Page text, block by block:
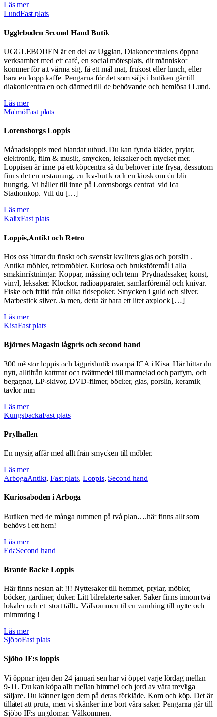
Läs mer
LundFast plats
Uggleboden Second Hand Butik
UGGLEBODEN är en del av Ugglan, Diakoncentralens öppna
verksamhet med ett café, en social mötesplats, dit människor
kommer för att värma sig, få ett mål mat, frukost eller lunch, eller
bara en kopp kaffe. Pengarna för det som säljs i butiken går till
diakonicentralen och därmed till de behövande och hemlösa i Lund.
Läs mer
MalmöFast plats
Lorensborgs Loppis
Månadsloppis med blandat utbud. Du kan fynda kläder, prylar,
elektronik, film & musik, smycken, leksaker och mycket mer.
Loppisen är inne på ett köpcentra så du behöver inte frysa, dessutom
finns det en restaurang, en Ica-butik och en kiosk om du blir
hungrig. Vi håller till inne på Lorensborgs centrat, vid Ica
Stadionköp. Vill du […]
Läs mer
KalixFast plats
Loppis,Antikt och Retro
Hos oss hittar du finskt och svenskt kvalitets glas och porslin .
Antika möbler, retromöbler. Kuriosa och bruksföremål i alla
smakinriktningar. Koppar, mässing och tenn. Prydnadssaker, konst,
vinyl, leksaker. Klockor, radioapparater, samlarföremål och knivar.
Fiske och fritid från olika tidsepoker. Smycken i guld och silver.
Matbestick silver. Ja men, detta är bara ett litet axplock […]
Läs mer
KisaFast plats
Björnes Magasin lågpris och second hand
300 m² stor loppis och lågprisbutik ovanpå ICA i Kisa. Här hittar du
nytt, alltifrån kattmat och tvättmedel till marmelad och parfym, och
begagnat, LP-skivor, DVD-filmer, böcker, glas, porslin, keramik,
tavlor mm
Läs mer
KungsbackaFast plats
Prylhallen
En mysig affär med allt från smycken till möbler.
Läs mer
ArbogaAntikt, Fast plats, Loppis, Second hand
Kuriosaboden i Arboga
Butiken med de många rummen på två plan….här finns allt som
behövs i ett hem!
Läs mer
EdaSecond hand
Brante Backe Loppis
Här finns nestan alt !!! Nyttesaker till hemmet, prylar, möbler,
böcker, gardiner, duker. Litt bilrelaterte saker. Saker finns innom två
lokaler och ett stort tällt.. Välkommen til en vandring till nytte och
mimmring !
Läs mer
SjöboFast plats
Sjöbo IF:s loppis
Vi öppnar igen den 24 januari sen har vi öppet varje lördag mellan
9-11. Du kan köpa allt mellan himmel och jord av våra trevliga
säljare. Du känner igen dem på deras förkläde. Kom och köp. Det är
tillåtet att pruta, men vi skänker inte bort våra saker. Pengarna går till
Sjöbo IF:s ungdomar. Välkommen.